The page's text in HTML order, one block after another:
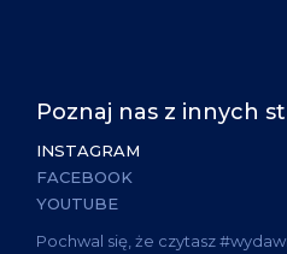
Poznaj nas z innych
INSTAGRAM
FACEBOOK
YOUTUBE
Pochwal się, że czytasz